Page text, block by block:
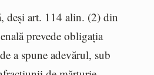
deși art. 114 alin. (2) din
prevede obligația
a spune adevărul, sub